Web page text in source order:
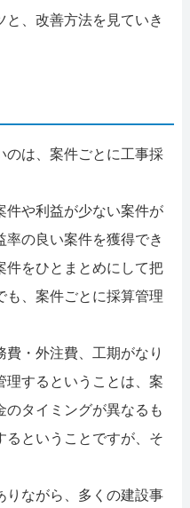
、改善方法を見ていき
のは、案件ごとに工事採
件や利益が少ない案件が
率の良い案件を獲得でき
件をひとまとめにして把
も、案件ごとに採算管理
・外注費、工期がなり
理するということは、案
のタイミングが異なるも
るということですが、そ
りながら、多くの建設事